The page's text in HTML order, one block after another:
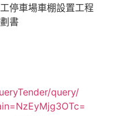
停車場車棚設置工程
書
query/
NzEyMjg3OTc=